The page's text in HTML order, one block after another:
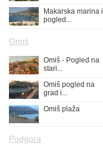
Makarska marina i
pogled...
Omiš
Omiš - Pogled na
stari...
Omiš pogled na
grad i...
Omiš plaža
Podgora